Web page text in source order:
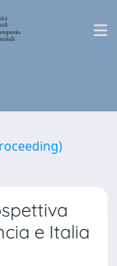
e Italia